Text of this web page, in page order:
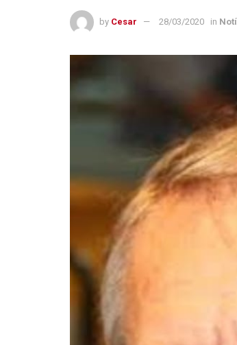
by Cesar 28/03/2020 in